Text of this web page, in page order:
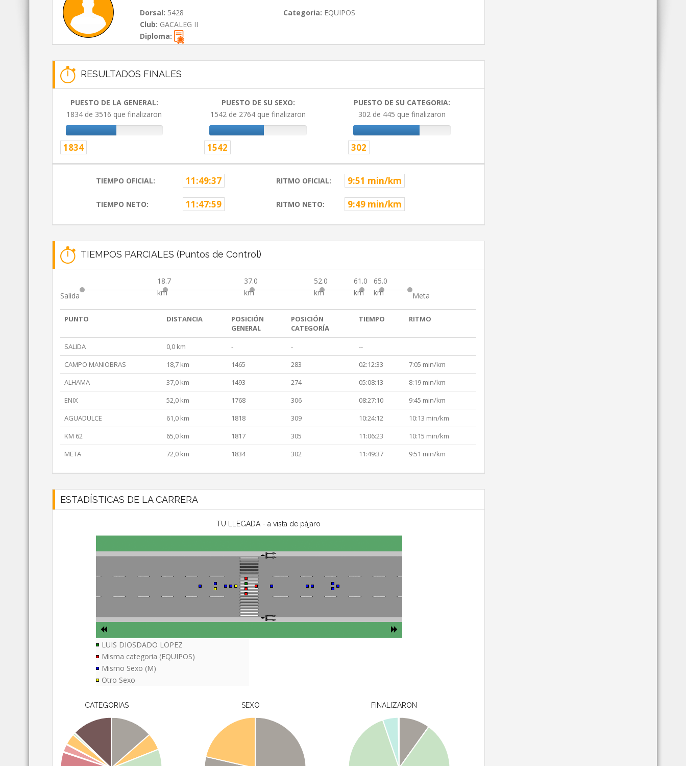
Dorsal: 5428 Categoria: EQUIPOS
Club: GACALEG II
Diploma:
RESULTADOS FINALES
PUESTO DE LA GENERAL:
1834 de 3516 que finalizaron
1834
PUESTO DE SU SEXO:
1542 de 2764 que finalizaron
1542
PUESTO DE SU CATEGORIA:
302 de 445 que finalizaron
302
TIEMPO OFICIAL: 11:49:37 RITMO OFICIAL: 9:51 min/km
TIEMPO NETO: 11:47:59 RITMO NETO: 9:49 min/km
TIEMPOS PARCIALES (Puntos de Control)
Salida
18.7
km
37.0
km
52.0
km
61.0
km
65.0
km
Meta
PUNTO DISTANCIA
POSICIÓN
GENERAL
POSICIÓN
CATEGORÍA
TIEMPO RITMO
SALIDA 0,0 km - -
--
CAMPO MANIOBRAS
18,7 km 1465 283 02:12:33
7:05 min/km
ALHAMA
37,0 km 1493 274 05:08:13
8:19 min/km
ENIX
52,0 km 1768 306 08:27:10
9:45 min/km
AGUADULCE
61,0 km 1818 309 10:24:12
10:13 min/km
KM 62
65,0 km 1817 305 11:06:23
10:15 min/km
META
72,0 km 1834 302 11:49:37 9:51 min/km
ESTADÍSTICAS DE LA CARRERA
TU LLEGADA - a vista de pájaro
LUIS DIOSDADO LOPEZ
Misma categoria (EQUIPOS)
Mismo Sexo (M)
Otro Sexo
CATEGORIAS SEXO FINALIZARON